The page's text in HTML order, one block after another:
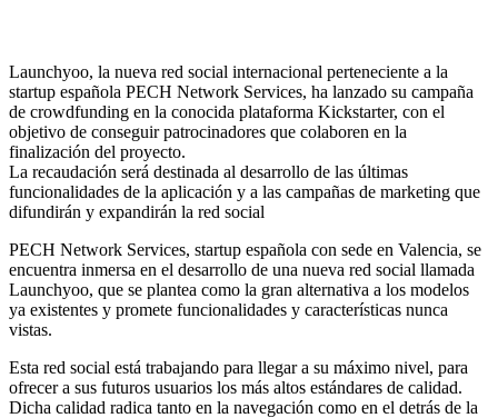
Launchyoo, la nueva red social internacional perteneciente a la
startup española PECH Network Services, ha lanzado su campaña
de crowdfunding en la conocida plataforma Kickstarter, con el
objetivo de conseguir patrocinadores que colaboren en la
finalización del proyecto.
La recaudación será destinada al desarrollo de las últimas
funcionalidades de la aplicación y a las campañas de marketing que
difundirán y expandirán la red social
PECH Network Services, startup española con sede en Valencia, se
encuentra inmersa en el desarrollo de una nueva red social llamada
Launchyoo, que se plantea como la gran alternativa a los modelos
ya existentes y promete funcionalidades y características nunca
vistas.
Esta red social está trabajando para llegar a su máximo nivel, para
ofrecer a sus futuros usuarios los más altos estándares de calidad.
Dicha calidad radica tanto en la navegación como en el detrás de la